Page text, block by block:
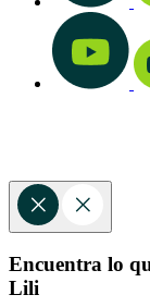
Encuentra lo
Lili